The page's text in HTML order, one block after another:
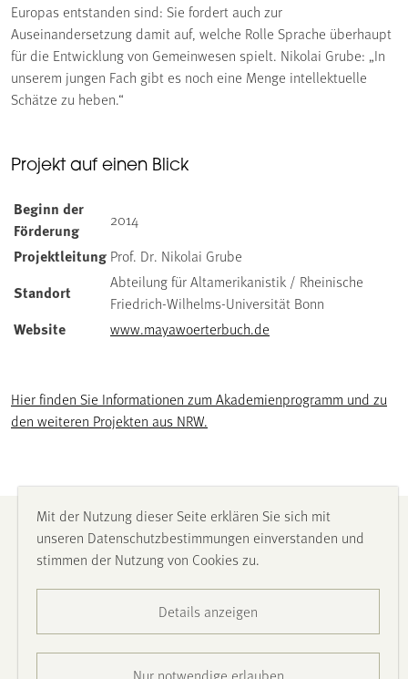
Europas entstanden sind: Sie fordert auch zur
Auseinandersetzung damit auf, welche Rolle Sprache überhaupt
für die Entwicklung von Gemeinwesen spielt. Nikolai Grube: „In
unserem jungen Fach gibt es noch eine Menge intellektuelle
Schätze zu heben.“
Projekt auf einen Blick
Beginn der
Förderung
2014
Projektleitung Prof. Dr. Nikolai Grube
Standort
Abteilung für Altamerikanistik / Rheinische
Friedrich-Wilhelms-Universität Bonn
Website www.mayawoerterbuch.de
Hier finden Sie Informationen zum Akademienprogramm und zu
den weiteren Projekten aus NRW.
Impressum
Mit der Nutzung dieser Seite erklären Sie sich mit
unseren Datenschutzbestimmungen einverstanden und
stimmen der Nutzung von Cookies zu.
Details anzeigen
Nur notwendige erlauben